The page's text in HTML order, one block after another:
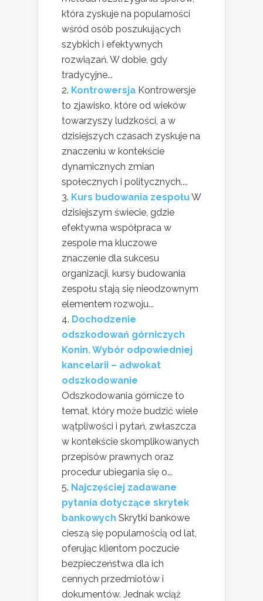
która zyskuje na popularności
wśród osób poszukujących
szybkich i efektywnych
rozwiązań. W dobie, gdy
tradycyjne...
Kontrowersja Kontrowersje
to zjawisko, które od wieków
towarzyszy ludzkości, a w
dzisiejszych czasach zyskuje na
znaczeniu w kontekście
dynamicznych zmian
społecznych i politycznych....
Kurs budowania zespołuW
dzisiejszym świecie, gdzie
efektywna współpraca w
zespole ma kluczowe
znaczenie dla sukcesu
organizacji, kursy budowania
zespołu stają się nieodzownym
elementem rozwoju...
Dochodzenie
odszkodowań górniczych
Konin. Wybór odpowiedniej
kancelarii – adwokat
odszkodowanie
Odszkodowania górnicze to
temat, który może budzić wiele
wątpliwości i pytań, zwłaszcza
w kontekście skomplikowanych
przepisów prawnych oraz
procedur ubiegania się o...
Najczęściej zadawane
pytania dotyczące skrytek
bankowych Skrytki bankowe
cieszą się popularnością od lat,
oferując klientom poczucie
bezpieczeństwa dla ich
cennych przedmiotów i
dokumentów. Jednak wciąż